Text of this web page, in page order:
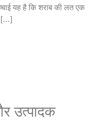
यह है कि शराब की लत एक
[…]
उत्पादक